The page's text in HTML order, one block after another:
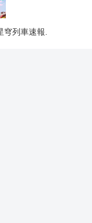
穹列車速報.